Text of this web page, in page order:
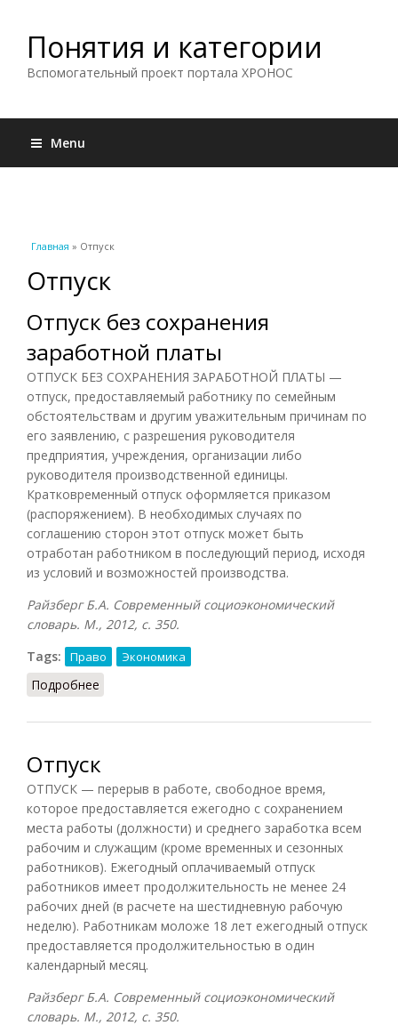
Понятия и категории
Вспомогательный проект портала ХРОНОС
Menu
Вы здесь
Главная » Отпуск
Отпуск
Отпуск без сохранения
заработной платы
ОТПУСК БЕЗ СОХРАНЕНИЯ ЗАРАБОТНОЙ ПЛАТЫ —
отпуск, предоставляемый работнику по семейным
обстоятельствам и другим уважительным причинам по
его заявлению, с разрешения руководителя
предприятия, учреждения, организации либо
руководителя производственной единицы.
Кратковременный отпуск оформляется приказом
(распоряжением). В необходимых случаях по
соглашению сторон этот отпуск может быть
отработан работником в последующий период, исходя
из условий и возможностей производства.
Райзберг Б.А. Современный социоэкономический
словарь. М., 2012, с. 350.
Tags:
Право Экономика
Подробнее
Отпуск
ОТПУСК — перерыв в работе, свободное время,
которое предоставляется ежегодно с сохранением
места работы (должности) и среднего заработка всем
рабочим и служащим (кроме временных и сезонных
работников). Ежегодный оплачиваемый отпуск
работников имеет продолжительность не менее 24
рабочих дней (в расчете на шестидневную рабочую
неделю). Работникам моложе 18 лет ежегодный отпуск
предоставляется продолжительностью в один
календарный месяц.
Райзберг Б.А. Современный социоэкономический
словарь. М., 2012, с. 350.